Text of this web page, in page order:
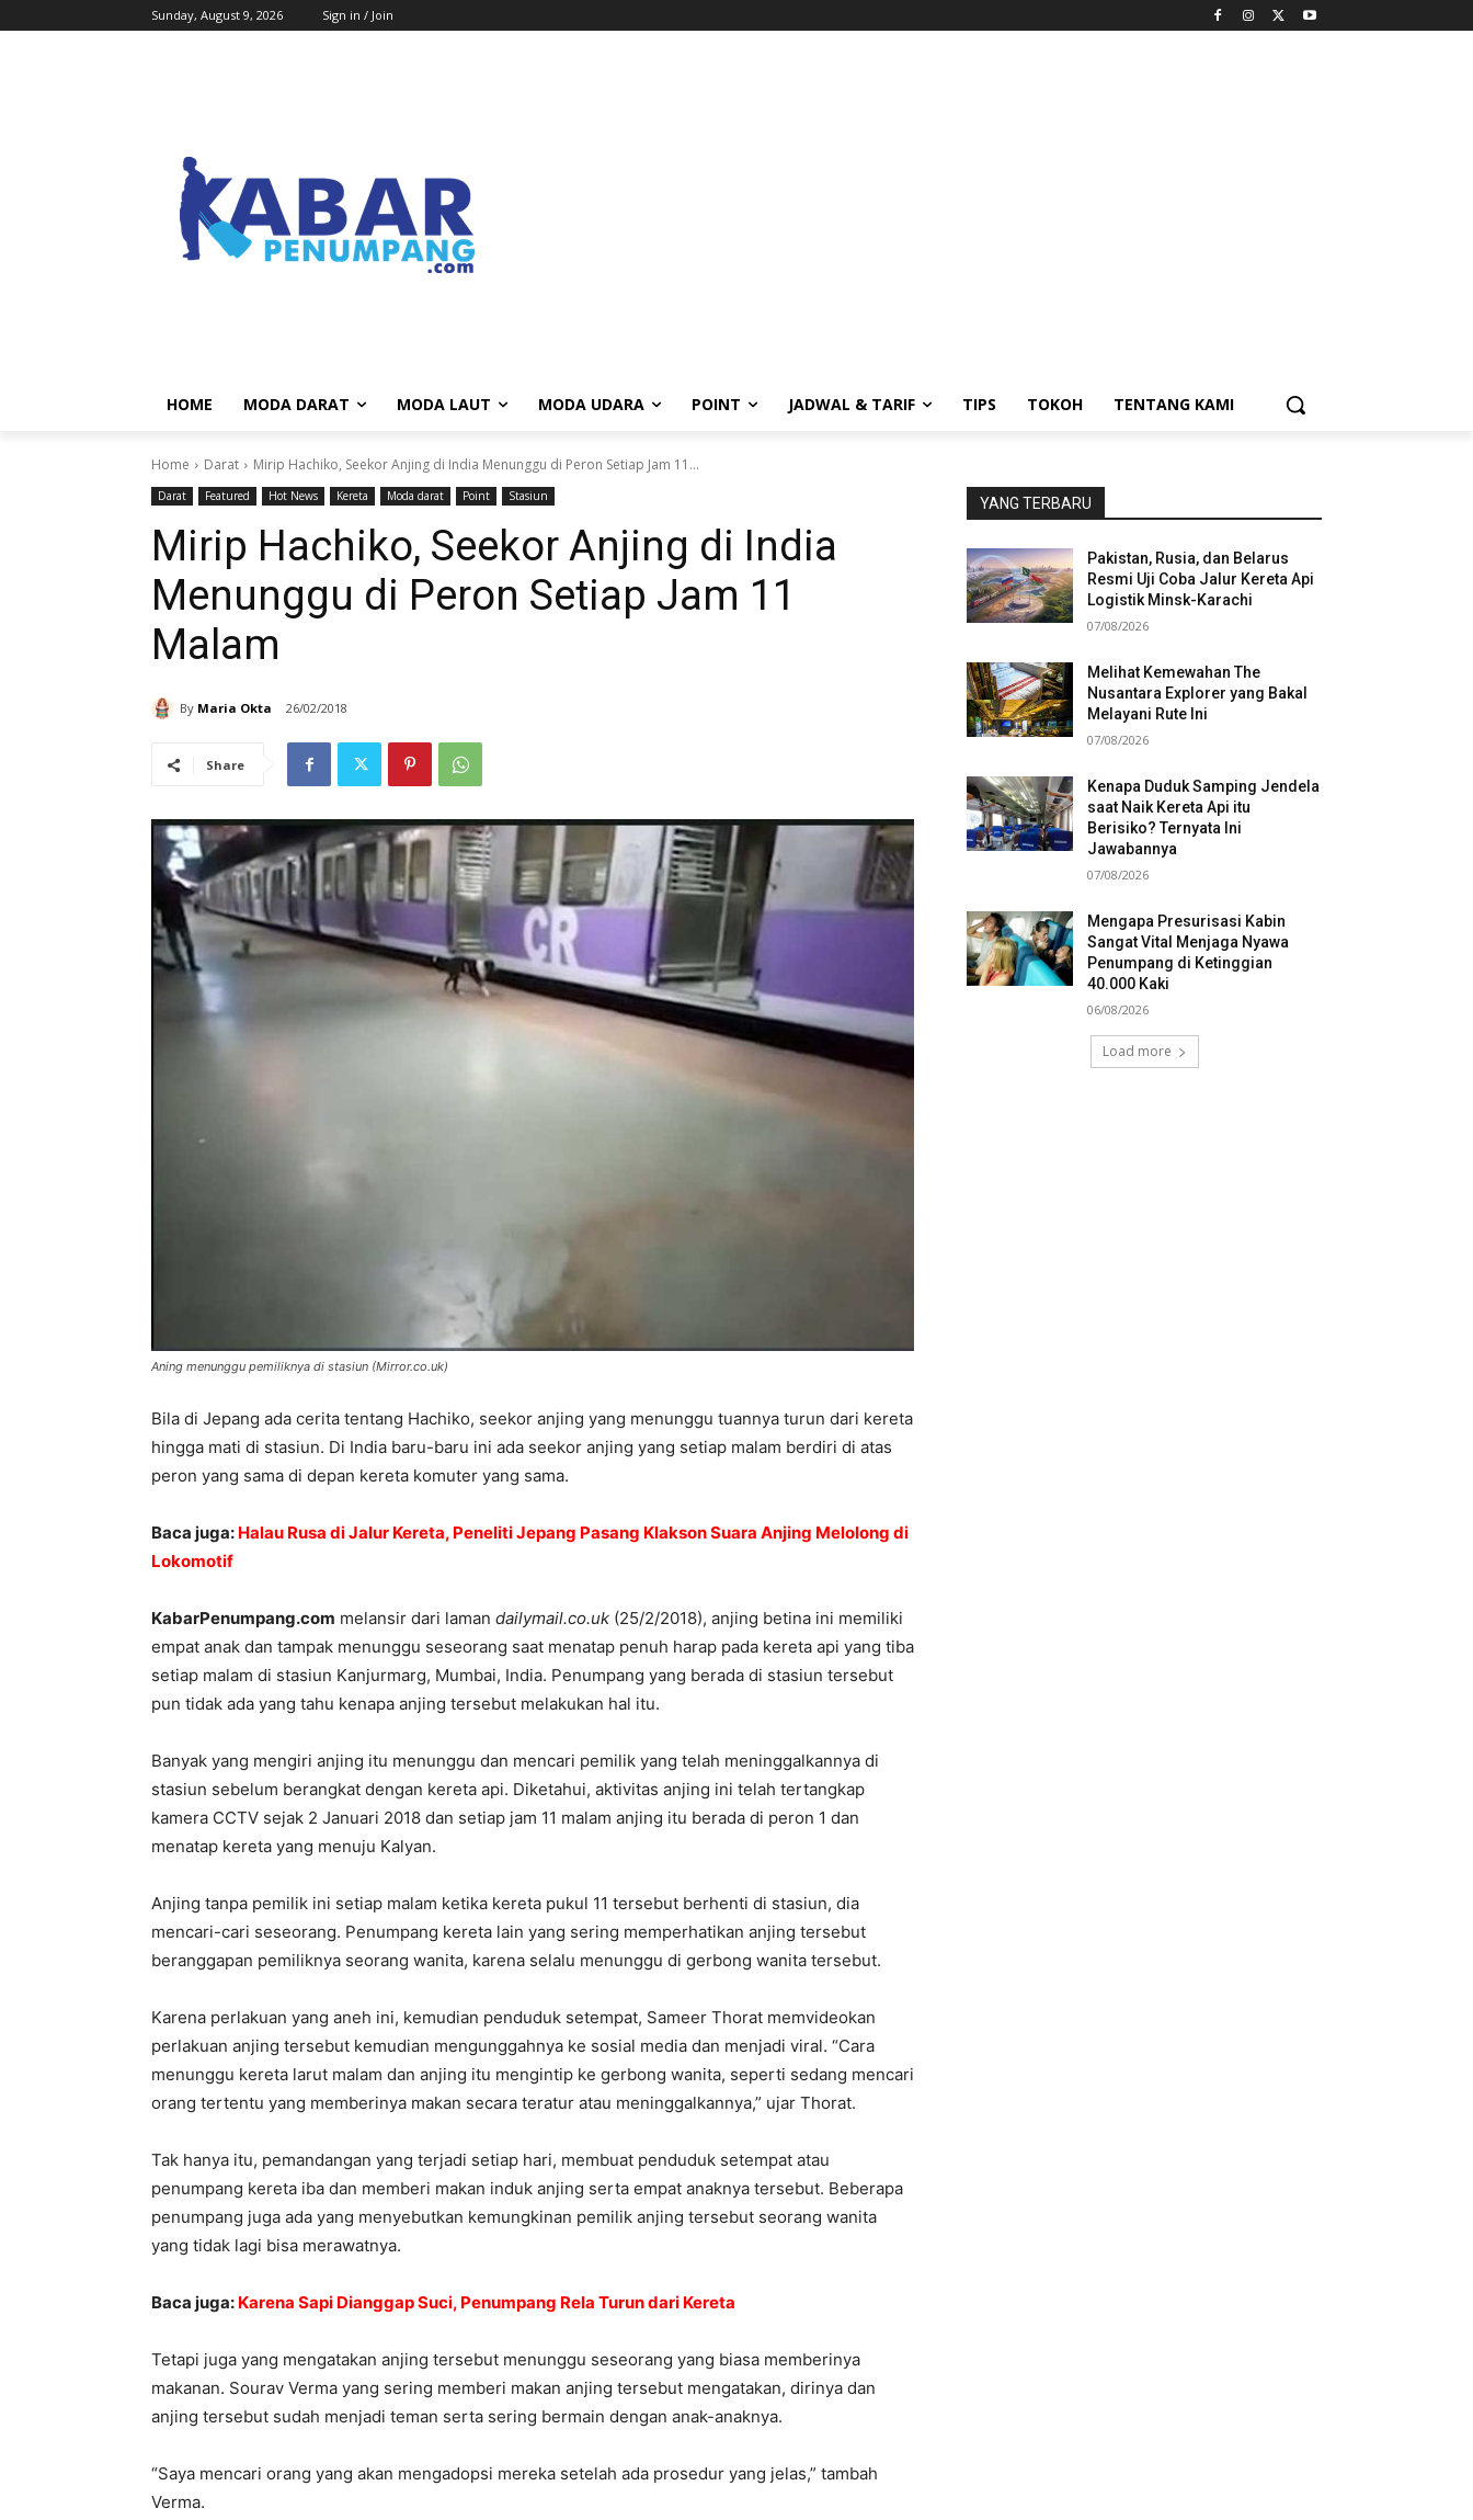
Sunday, August 9, 2026 Sign in / Join
HOME MODA DARAT MODA LAUT MODA UDARA POINT JADWAL & TARIF TIPS TOKOH TENTANG KAMI
Home Darat Mirip Hachiko, Seekor Anjing di India Menunggu di Peron Setiap Jam 11...
Darat Featured Hot News Kereta Moda darat Point Stasiun
Mirip Hachiko, Seekor Anjing di India
Menunggu di Peron Setiap Jam 11
Malam
By Maria Okta 26/02/2018
Share
Aning menunggu pemiliknya di stasiun (Mirror.co.uk)
Bila di Jepang ada cerita tentang Hachiko, seekor anjing yang menunggu tuannya turun dari kereta
hingga mati di stasiun. Di India baru-baru ini ada seekor anjing yang setiap malam berdiri di atas
peron yang sama di depan kereta komuter yang sama.
Baca juga: Halau Rusa di Jalur Kereta, Peneliti Jepang Pasang Klakson Suara Anjing Melolong di
Lokomotif
KabarPenumpang.com melansir dari laman dailymail.co.uk (25/2/2018), anjing betina ini memiliki
empat anak dan tampak menunggu seseorang saat menatap penuh harap pada kereta api yang tiba
setiap malam di stasiun Kanjurmarg, Mumbai, India. Penumpang yang berada di stasiun tersebut
pun tidak ada yang tahu kenapa anjing tersebut melakukan hal itu.
Banyak yang mengiri anjing itu menunggu dan mencari pemilik yang telah meninggalkannya di
stasiun sebelum berangkat dengan kereta api. Diketahui, aktivitas anjing ini telah tertangkap
kamera CCTV sejak 2 Januari 2018 dan setiap jam 11 malam anjing itu berada di peron 1 dan
menatap kereta yang menuju Kalyan.
Anjing tanpa pemilik ini setiap malam ketika kereta pukul 11 tersebut berhenti di stasiun, dia
mencari-cari seseorang. Penumpang kereta lain yang sering memperhatikan anjing tersebut
beranggapan pemiliknya seorang wanita, karena selalu menunggu di gerbong wanita tersebut.
Karena perlakuan yang aneh ini, kemudian penduduk setempat, Sameer Thorat memvideokan
perlakuan anjing tersebut kemudian mengunggahnya ke sosial media dan menjadi viral. “Cara
menunggu kereta larut malam dan anjing itu mengintip ke gerbong wanita, seperti sedang mencari
orang tertentu yang memberinya makan secara teratur atau meninggalkannya,” ujar Thorat.
Tak hanya itu, pemandangan yang terjadi setiap hari, membuat penduduk setempat atau
penumpang kereta iba dan memberi makan induk anjing serta empat anaknya tersebut. Beberapa
penumpang juga ada yang menyebutkan kemungkinan pemilik anjing tersebut seorang wanita
yang tidak lagi bisa merawatnya.
Baca juga: Karena Sapi Dianggap Suci, Penumpang Rela Turun dari Kereta
Tetapi juga yang mengatakan anjing tersebut menunggu seseorang yang biasa memberinya
makanan. Sourav Verma yang sering memberi makan anjing tersebut mengatakan, dirinya dan
anjing tersebut sudah menjadi teman serta sering bermain dengan anak-anaknya.
“Saya mencari orang yang akan mengadopsi mereka setelah ada prosedur yang jelas,” tambah
Verma.
YANG TERBARU
Pakistan, Rusia, dan Belarus
Resmi Uji Coba Jalur Kereta Api
Logistik Minsk-Karachi
07/08/2026
Melihat Kemewahan The
Nusantara Explorer yang Bakal
Melayani Rute Ini
07/08/2026
Kenapa Duduk Samping Jendela
saat Naik Kereta Api itu
Berisiko? Ternyata Ini
Jawabannya
07/08/2026
Mengapa Presurisasi Kabin
Sangat Vital Menjaga Nyawa
Penumpang di Ketinggian
40.000 Kaki
06/08/2026
Load more